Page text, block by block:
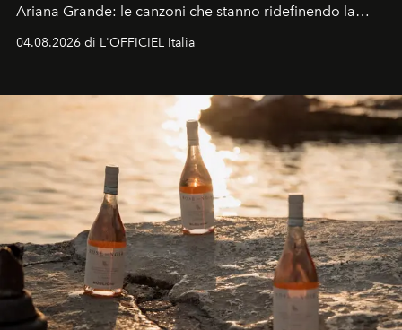
Ariana Grande: le canzoni che stanno ridefinendo la
colonna sonora della stagione.
04.08.2026 di L'OFFICIEL Italia